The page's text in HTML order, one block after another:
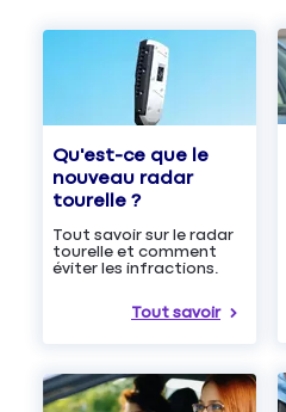
Qu'est-ce que le
nouveau radar
tourelle ?
Tout savoir sur le radar
tourelle et comment
éviter les infractions.
Tout savoir